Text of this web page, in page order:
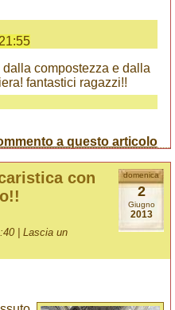
compostezza e dalla
fantastici ragazzi!!
a questo articolo
domenica
2
Giugno
2013
con
|Lascia un